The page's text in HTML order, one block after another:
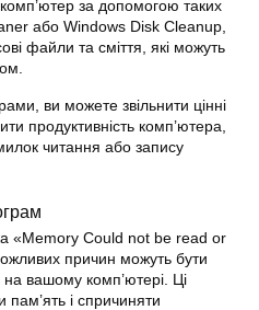
за допомогою таких
або Windows Disk Cleanup,
файли та сміття, які можуть
ви можете звільнити цінні
продуктивність комп’ютера,
читання або запису
«Memory Could not be read or
причин можуть бути
вашому комп’ютері. Ці
і спричиняти